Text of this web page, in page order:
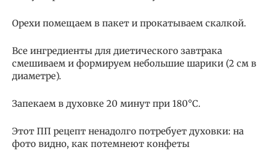
Орехи помещаем в пакет и прокатываем скалкой.
Все ингредиенты для диетического завтрака
смешиваем и формируем небольшие шарики (2 см в
диаметре).
Запекаем в духовке 20 минут при 180°C.
Этот ПП рецепт ненадолго потребует духовки: на
фото видно, как потемнеют конфеты